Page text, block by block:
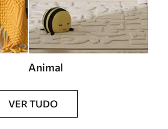
Animal
VER TUDO